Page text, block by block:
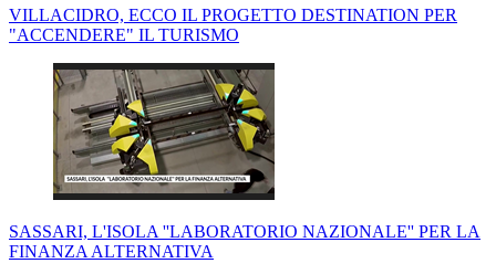
VILLACIDRO, ECCO IL PROGETTO DESTINATION PER
"ACCENDERE" IL TURISMO
SASSARI, L'ISOLA ''LABORATORIO NAZIONALE'' PER LA
FINANZA ALTERNATIVA